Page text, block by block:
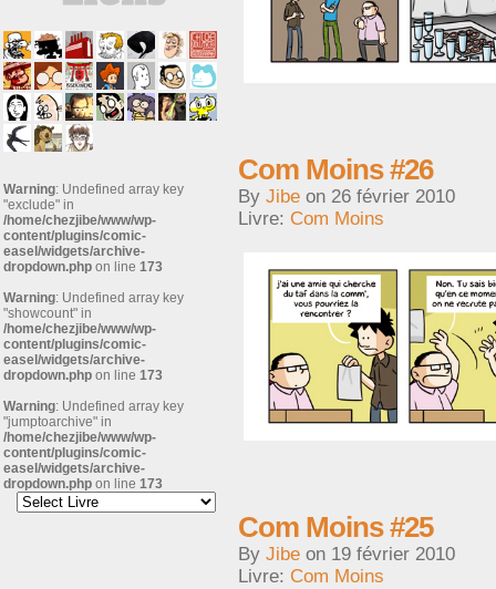
Warning: Undefined array key
"exclude" in
/home/chezjibe/www/wp-
content/plugins/comic-
easel/widgets/archive-
dropdown.php on line 173
Warning: Undefined array key
"showcount" in
/home/chezjibe/www/wp-
content/plugins/comic-
easel/widgets/archive-
dropdown.php on line 173
Warning: Undefined array key
"jumptoarchive" in
/home/chezjibe/www/wp-
content/plugins/comic-
easel/widgets/archive-
dropdown.php on line 173
Com Moins #26
By Jibe on 26 février 2010
Livre: Com Moins
Com Moins #25
By Jibe on 19 février 2010
Livre: Com Moins